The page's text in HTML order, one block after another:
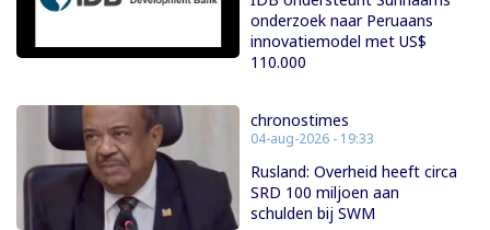
onderzoek naar Peruaans
innovatiemodel met US$
110.000
chronostimes
04-aug-2026 - 19:33
Rusland: Overheid heeft circa
SRD 100 miljoen aan
schulden bij SWM